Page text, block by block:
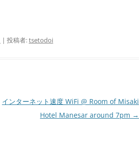
| 投稿者:tsetodoi
インターネット速度 WiFi @ Room of Misaki
Hotel Manesar around 7pm →